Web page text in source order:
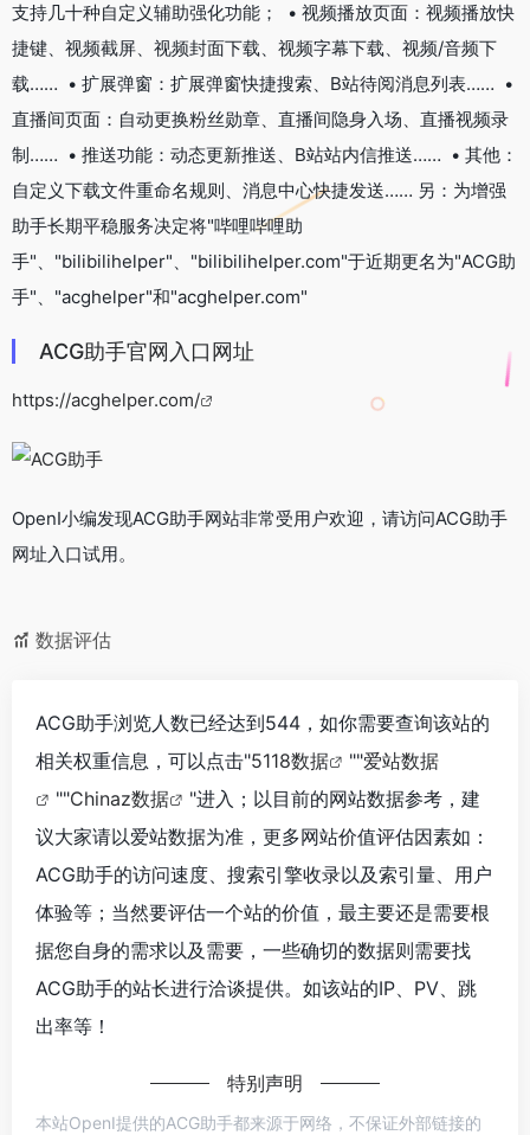
支持几十种自定义辅助强化功能； • 视频播放页面：视频播放快
捷键、视频截屏、视频封面下载、视频字幕下载、视频/音频下
载…… • 扩展弹窗：扩展弹窗快捷搜索、B站待阅消息列表…… •
直播间页面：自动更换粉丝勋章、直播间隐身入场、直播视频录
制…… • 推送功能：动态更新推送、B站站内信推送…… • 其他：
自定义下载文件重命名规则、消息中心快捷发送…… 另：为增强
助手长期平稳服务决定将"哔哩哔哩助
手"、"bilibilihelper"、"bilibilihelper.com"于近期更名为"ACG助
手"、"acghelper"和"acghelper.com"
ACG助手官网入口网址
https://acghelper.com/
OpenI小编发现ACG助手网站非常受用户欢迎，请访问ACG助手
网址入口试用。
数据评估
ACG助手浏览人数已经达到544，如你需要查询该站的
相关权重信息，可以点击"5118数据 ""爱站数据
""Chinaz数据
"进入；以目前的网站数据参考，建
议大家请以爱站数据为准，更多网站价值评估因素如：
ACG助手的访问速度、搜索引擎收录以及索引量、用户
体验等；当然要评估一个站的价值，最主要还是需要根
据您自身的需求以及需要，一些确切的数据则需要找
ACG助手的站长进行洽谈提供。如该站的IP、PV、跳
出率等！
特别声明
本站OpenI提供的ACG助手都来源于网络，不保证外部链接的